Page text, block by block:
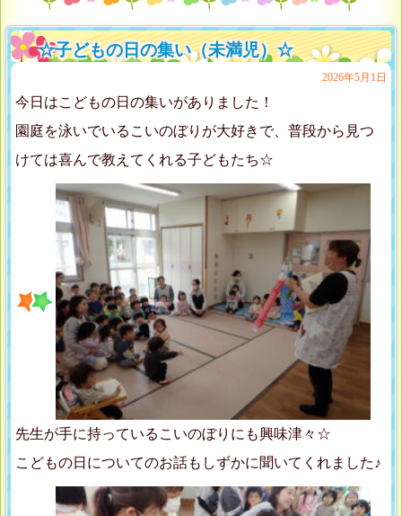
☆子どもの日の集い（未満児）☆
2026年5月1日
今日はこどもの日の集いがありました！
園庭を泳いでいるこいのぼりが大好きで、普段から見つ
けては喜んで教えてくれる子どもたち☆
先生が手に持っているこいのぼりにも興味津々☆
こどもの日についてのお話もしずかに聞いてくれました♪